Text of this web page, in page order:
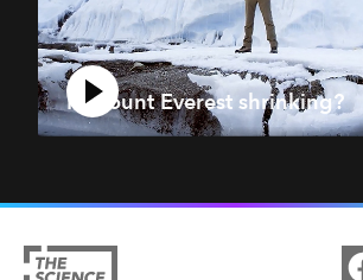
Is Mount Everest shrinking?